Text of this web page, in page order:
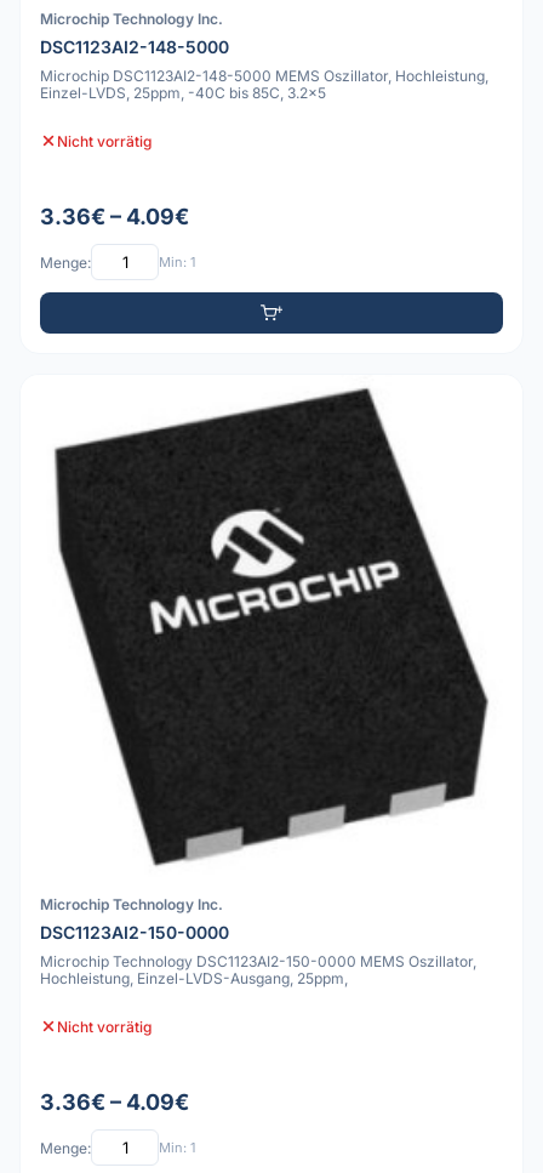
Microchip Technology Inc.
DSC1123AI2-148-5000
Microchip DSC1123AI2-148-5000 MEMS Oszillator, Hochleistung,
Einzel-LVDS, 25ppm, -40C bis 85C, 3.2x5
Nicht vorrätig
3.36€ – 4.09€
Menge: Min: 1
Microchip Technology Inc.
DSC1123AI2-150-0000
Microchip Technology DSC1123AI2-150-0000 MEMS Oszillator,
Hochleistung, Einzel-LVDS-Ausgang, 25ppm,
Nicht vorrätig
3.36€ – 4.09€
Menge: Min: 1